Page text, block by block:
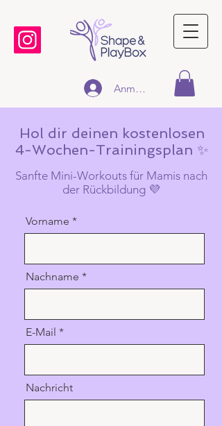
Anmelden
Hol dir deinen kostenlosen
4-Wochen-Trainingsplan ✨
Sanfte Mini-Workouts für Mamis nach
der Rückbildung 💜
Vorname
Nachname
E-Mail
Nachricht